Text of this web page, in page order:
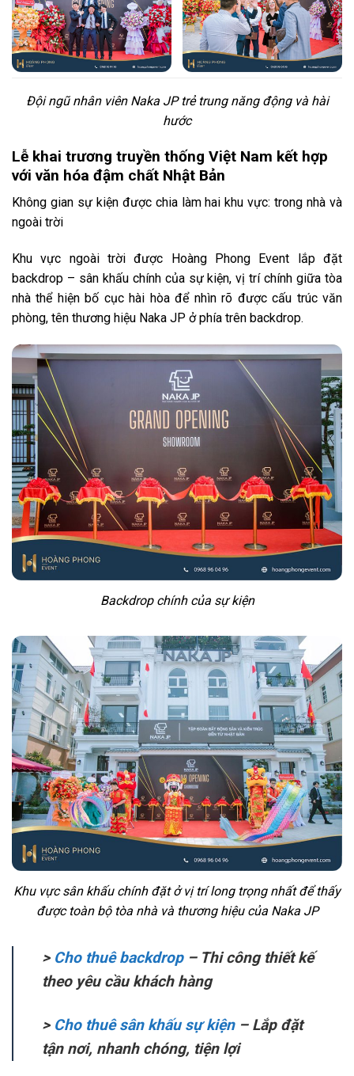
Đội ngũ nhân viên Naka JP trẻ trung năng động và hài
hước
Lễ khai trương truyền thống Việt Nam kết hợp
với văn hóa đậm chất Nhật Bản
Không gian sự kiện được chia làm hai khu vực: trong nhà và
ngoài trời
Khu vực ngoài trời được Hoàng Phong Event lắp đặt
backdrop – sân khấu chính của sự kiện, vị trí chính giữa tòa
nhà thể hiện bố cục hài hòa để nhìn rõ được cấu trúc văn
phòng, tên thương hiệu Naka JP ở phía trên backdrop.
Backdrop chính của sự kiện
Khu vực sân khấu chính đặt ở vị trí long trọng nhất để thấy
được toàn bộ tòa nhà và thương hiệu của Naka JP
> Cho thuê backdrop– Thi công thiết kế
theo yêu cầu khách hàng
> Cho thuê sân khấu sự kiện– Lắp đặt
tận nơi, nhanh chóng, tiện lợi